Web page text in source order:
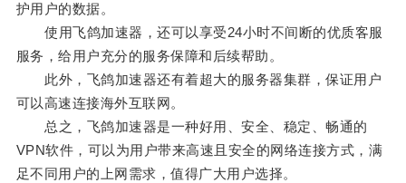
护用户的数据。
使用飞鸽加速器，还可以享受24小时不间断的优质客服
服务，给用户充分的服务保障和后续帮助。
此外，飞鸽加速器还有着超大的服务器集群，保证用户
可以高速连接海外互联网。
总之，飞鸽加速器是一种好用、安全、稳定、畅通的
VPN软件，可以为用户带来高速且安全的网络连接方式，满
足不同用户的上网需求，值得广大用户选择。